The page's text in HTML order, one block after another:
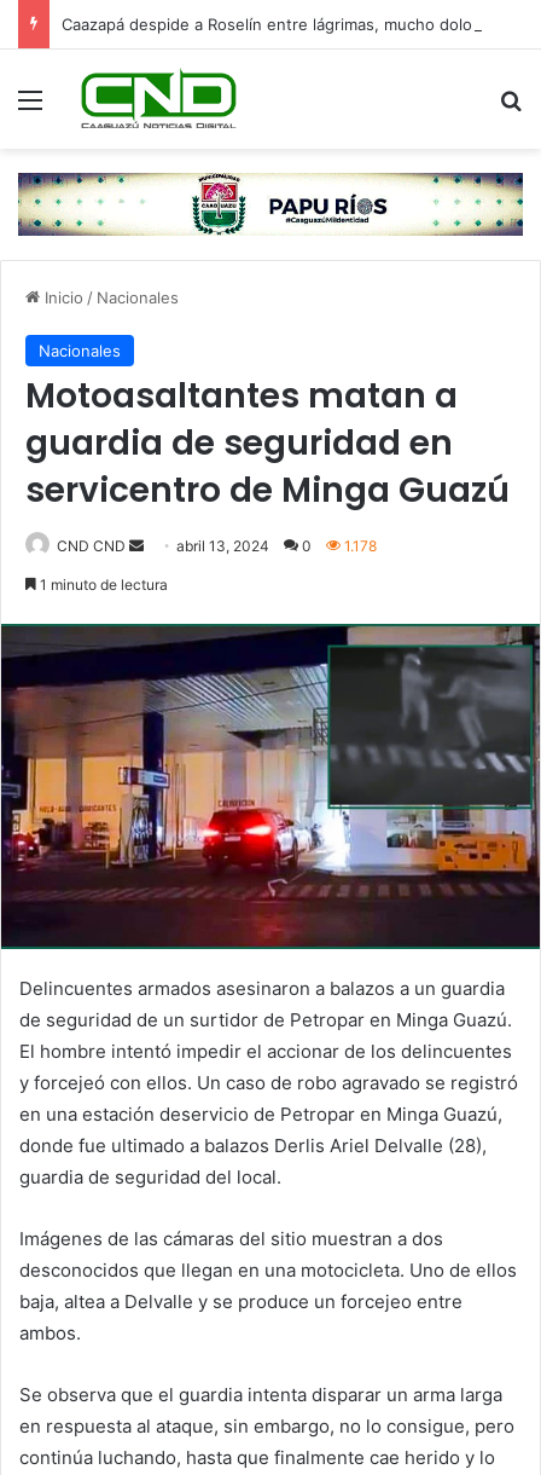
Menú
Inicio / Nacionales
Nacionales
Motoasaltantes matan a
guardia de seguridad en
servicentro de Minga Guazú
CND CND
Sendabril 13, 2024 0 1.178
1 minuto de lectura
Delincuentes armados asesinaron a balazos a un guardia
de seguridad de un surtidor de Petropar en Minga Guazú.
El hombre intentó impedir el accionar de los delincuentes
y forcejeó con ellos. Un caso de robo agravado se registró
en una estación deservicio de Petropar en Minga Guazú,
donde fue ultimado a balazos Derlis Ariel Delvalle (28),
guardia de seguridad del local.
Imágenes de las cámaras del sitio muestran a dos
desconocidos que llegan en una motocicleta. Uno de ellos
baja, altea a Delvalle y se produce un forcejeo entre
ambos.
Se observa que el guardia intenta disparar un arma larga
en respuesta al ataque, sin embargo, no lo consigue, pero
continúa luchando, hasta que finalmente cae herido y lo